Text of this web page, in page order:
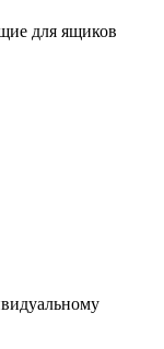
для ящиков